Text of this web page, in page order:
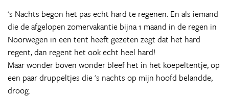
's Nachts begon het pas echt hard te regenen. En als iemand
die de afgelopen zomervakantie bijna 1 maand in de regen in
Noorwegen in een tent heeft gezeten zegt dat het hard
regent, dan regent het ook echt heel hard!
Maar wonder boven wonder bleef het in het koepeltentje, op
een paar druppeltjes die 's nachts op mijn hoofd belandde,
droog.